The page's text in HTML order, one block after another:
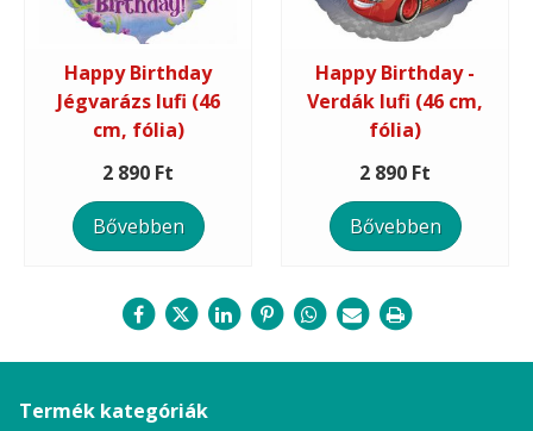
Happy Birthday
Jégvarázs lufi (46
cm, fólia)
2 890 Ft
Bővebben
Happy Birthday -
Verdák lufi (46 cm,
fólia)
2 890 Ft
Bővebben
Termék kategóriák